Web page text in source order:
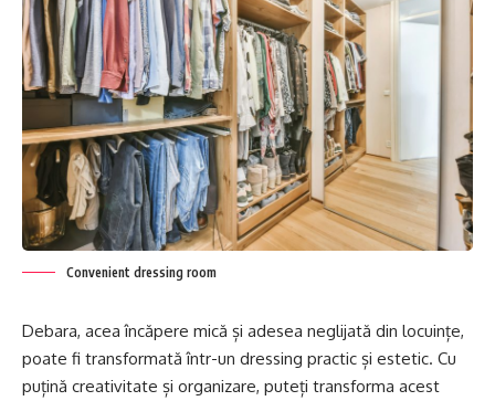
Convenient dressing room
Debara, acea încăpere mică și adesea neglijată din locuințe,
poate fi transformată într-un dressing practic și estetic. Cu
puțină creativitate și organizare, puteți transforma acest